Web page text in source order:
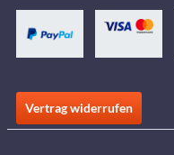
Vertrag widerrufen